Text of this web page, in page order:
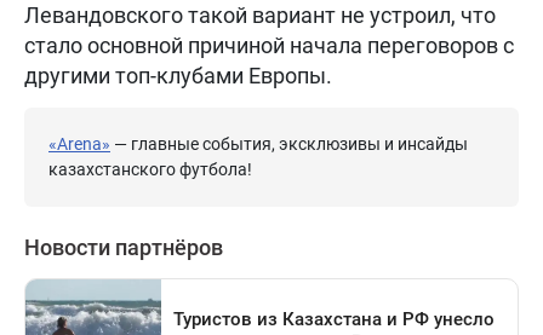
Левандовского такой вариант не устроил, что
стало основной причиной начала переговоров с
другими топ-клубами Европы.
«Arena» — главные события, эксклюзивы и инсайды
казахстанского футбола!